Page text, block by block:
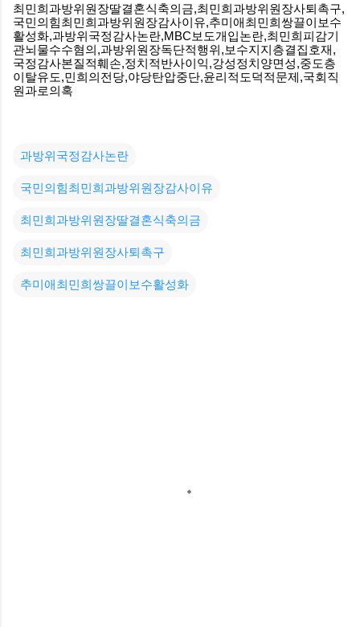
최민희과방위원장딸결혼식축의금,최민희과방위원장사퇴촉구,
국민의힘최민희과방위원장감사이유,추미애최민희쌍끌이보수
활성화,과방위국정감사논란,MBC보도개입논란,최민희피감기
관뇌물수수혐의,과방위원장독단적행위,보수지지층결집호재,
국정감사본질적훼손,정치적반사이익,강성정치양면성,중도층
이탈유도,민희의전당,야당탄압중단,윤리적도덕적문제,국회직
원과로의혹
과방위국정감사논란
국민의힘최민희과방위원장감사이유
최민희과방위원장딸결혼식축의금
최민희과방위원장사퇴촉구
추미애최민희쌍끌이보수활성화